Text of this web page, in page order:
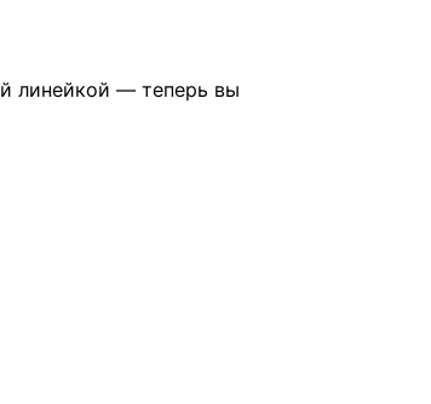
линейкой — теперь вы